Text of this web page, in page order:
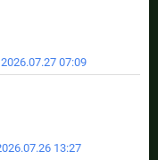
07:09
13:27